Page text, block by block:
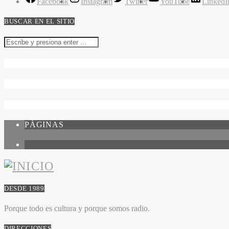
BUSCAR EN EL SITIO
PÁGINAS
DESDE 1989
Porque todo es cultura y porque somos radio.